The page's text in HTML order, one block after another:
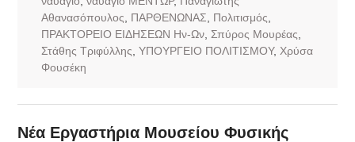
Αθανασόπουλος
ΠΑΡΘΕΝΩΝΑΣ Πολιτισμός
ΠΡΑΚΤΟΡΕΙΟ ΕΙΔΗΣΕΩΝ Ην-Ων, Σπύρος Μουρέας
Στάθης Τριφύλλης ΥΠΟΥΡΓΕΙΟ ΠΟΛΙΤΙΣΜΟΥ, Χρύσα
Φουσέκη
Νέα Εργαστήρια Μουσείου Φυσικής